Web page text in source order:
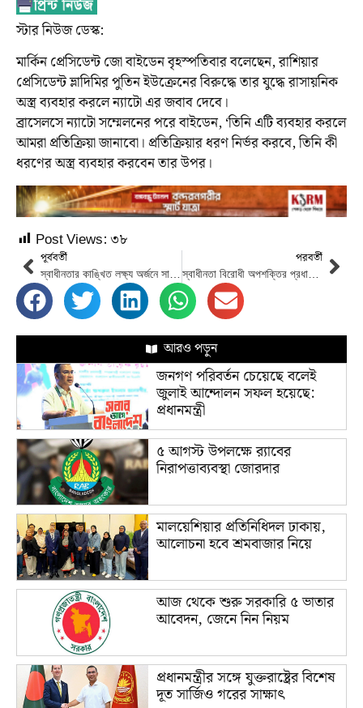
স্টার নিউজ ডেস্ক:
মার্কিন প্রেসিডেন্ট জো বাইডেন বৃহস্পতিবার বলেছেন, রাশিয়ার
প্রেসিডেন্ট ভ্লাদিমির পুতিন ইউক্রেনের বিরুদ্ধে তার যুদ্ধে রাসায়নিক
অস্ত্র ব্যবহার করলে ন্যাটো এর জবাব দেবে।
ব্রাসেলসে ন্যাটো সম্মেলনের পরে বাইডেন, ‘তিনি এটি ব্যবহার করলে
আমরা প্রতিক্রিয়া জানাবো। প্রতিক্রিয়ার ধরণ নির্ভর করবে, তিনি কী
ধরণের অস্ত্র ব্যবহার করবেন তার উপর।
Post Views:৩৮
পূর্ববর্তী পরবর্তী
স্বাধীনতা বিরোধী অপশক্তির প্রধান পৃষ্ঠপোষক হচ্ছে বিএনপি : তথ্যমন্ত্রী
আরও পড়ুন
জনগণ পরিবর্তন চেয়েছে বলেই
জুলাই আন্দোলন সফল হয়েছে:
প্রধানমন্ত্রী
৫ আগস্ট উপলক্ষে র‌্যাবের
নিরাপত্তাব্যবস্থা জোরদার
মালয়েশিয়ার প্রতিনিধিদল ঢাকায়,
আলোচনা হবে শ্রমবাজার নিয়ে
আজ থেকে শুরু সরকারি ৫ ভাতার
আবেদন, জেনে নিন নিয়ম
প্রধানমন্ত্রীর সঙ্গে যুক্তরাষ্ট্রের বিশেষ
দূত সার্জিও গরের সাক্ষাৎ